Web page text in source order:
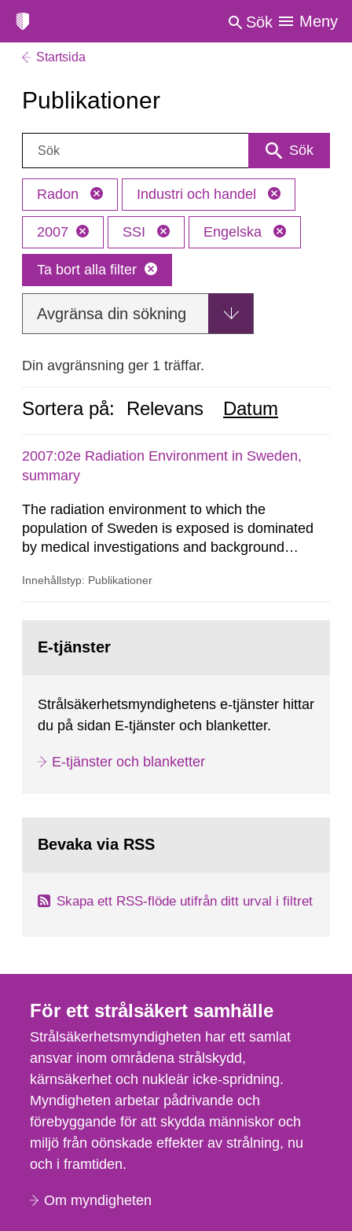
Sök Meny
Startsida
Publikationer
Sök: Sök
Radon Industri och handel
2007 SSI Engelska
Ta bort alla filter
Avgränsa din sökning
Din avgränsning ger 1 träffar.
Sortera på: Relevans Datum
2007:02e Radiation Environment in Sweden,
summary
The radiation environment to which the
population of Sweden is exposed is dominated
by medical investigations and background
in our houses. That is the conclusion of the first
field of radiation. The report shows that people’s
behaviour in the form of...
Innehållstyp: Publikationer
sida:E-tjänster
Strålsäkerhetsmyndighetens e-tjänster hittar
du på sidan E-tjänster och blanketter.
E-tjänster och blanketter
Bevaka via RSS
Skapa ett RSS-flöde utifrån ditt urval i filtret
För ett strålsäkert samhälle
Strålsäkerhetsmyndigheten har ett samlat
ansvar inom områdena strålskydd,
kärnsäkerhet och nukleär icke-spridning.
Myndigheten arbetar pådrivande och
förebyggande för att skydda människor och
miljö från oönskade effekter av strålning, nu
och i framtiden.
Om myndigheten